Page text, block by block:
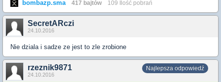
bombazp.sma
417 bajtów 109 Ilość pobrań
SecretARczi
24.10.2016
Nie dziala i sadze ze jest to zle zrobione
Najlepsza odpowiedź
rzeznik9871
24.10.2016